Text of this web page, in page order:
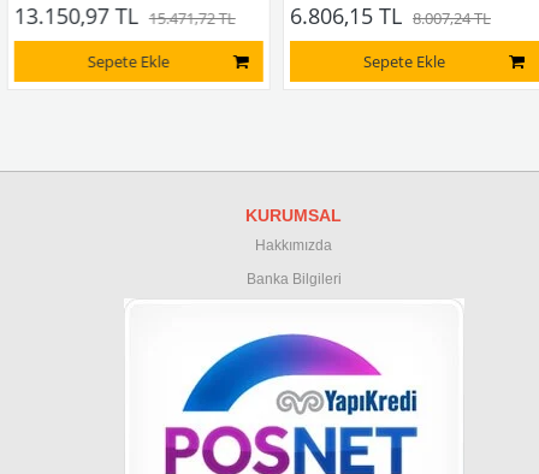
13.150,97 TL
15.471,72 TL
Sepete Ekle
6.806,15 TL
8.007,24 TL
Sepete Ekle
KURUMSAL
Hakkımızda
Banka Bilgileri